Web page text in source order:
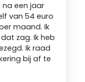
na een jaar
van 54 euro
maand. Ik
zag. Ik heb
Ik raad
bij af te